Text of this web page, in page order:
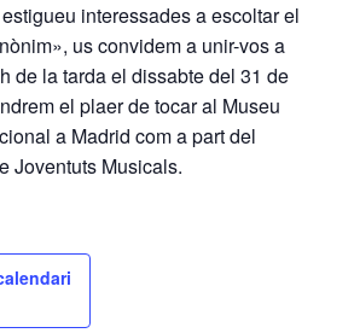
interessades a escoltar el
us convidem a unir-vos a
de la tarda el dissabte del 31 de
el plaer de tocar al Museu
a Madrid com a part del
Joventuts Musicals.